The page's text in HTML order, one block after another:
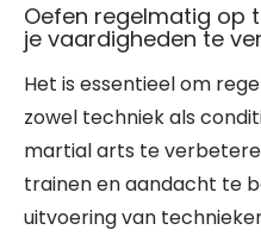
Oefen regelmatig op
je vaardigheden te
Het is essentieel om
zowel techniek als
martial arts te
trainen en aandacht te
uitvoering van